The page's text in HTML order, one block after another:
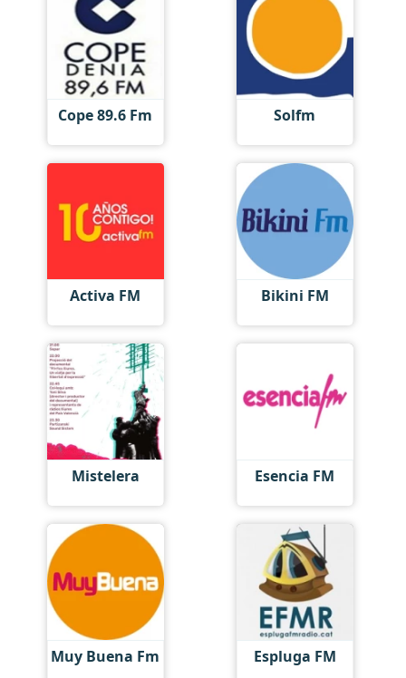
Cope 89.6 Fm Solfm
Activa FM Bikini FM
Mistelera Esencia FM
Muy Buena Fm Espluga FM